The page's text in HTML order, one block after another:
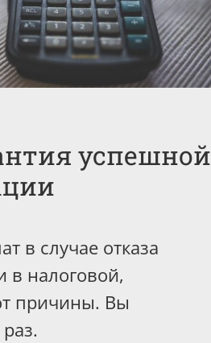
успешной
в случае отказа
в налоговой,
причины. Вы